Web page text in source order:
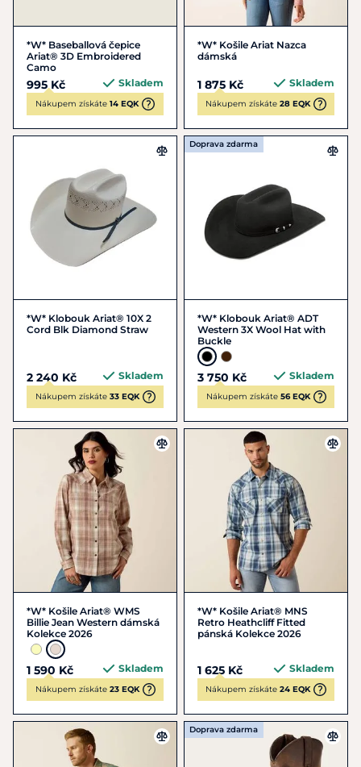
*W* Baseballová čepice
Ariat® 3D Embroidered
Camo
995 Kč Skladem
Nákupem získáte 14 EQK
*W* Košile Ariat Nazca
dámská
1 875 Kč Skladem
Nákupem získáte 28 EQK
*W* Klobouk Ariat® 10X 2
Cord Blk Diamond Straw
2 240 Kč Skladem
Nákupem získáte 33 EQK
Doprava zdarma
*W* Klobouk Ariat® ADT
Western 3X Wool Hat with
Buckle
3 750 Kč Skladem
Nákupem získáte 56 EQK
*W* Košile Ariat® WMS
Billie Jean Western dámská
Kolekce 2026
1 590 Kč Skladem
Nákupem získáte 23 EQK
*W* Košile Ariat® MNS
Retro Heathcliff Fitted
pánská Kolekce 2026
1 625 Kč Skladem
Nákupem získáte 24 EQK
Doprava zdarma